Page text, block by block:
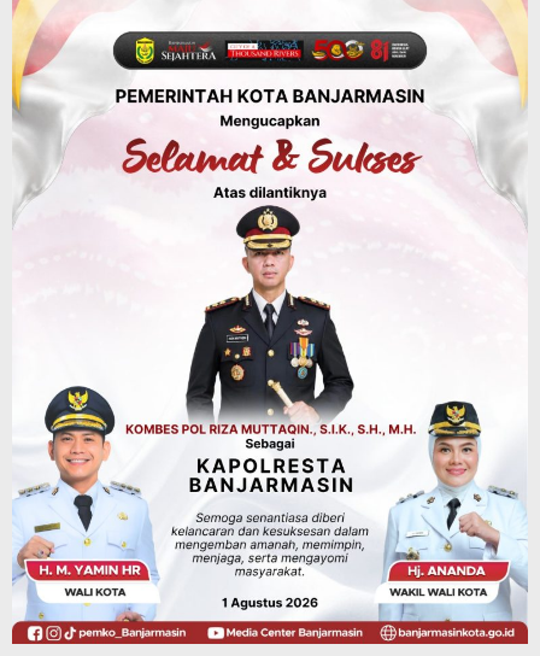
Panaskan Kembali Arena Panjat Tebing,
FPTI Banjarmasin Siapkan Sirkuit se-
Kalsel
Agustus 8, 2026
Sosial & Keagamaan
Hari Pramuka ke-65, Kwarcab
Banjarmasin Ziarah ke Makam Pangeran
Antasari dan Gelar Ulang Janji
Advertorial Dinas Kehutanan Kalsel
Api Sempat Berkobar, Karhutla di
Tahura Sultan Adam Berhasil
Dikendalikan
Agustus 8, 2026